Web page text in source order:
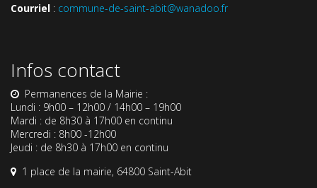
Courriel : commune-de-saint-abit@wanadoo.fr
Infos contact
Permanences de la Mairie :
Lundi : 9h00 – 12h00 / 14h00 – 19h00
Mardi : de 8h30 à 17h00 en continu
Mercredi : 8h00 -12h00
Jeudi : de 8h30 à 17h00 en continu
1 place de la mairie, 64800 Saint-Abit